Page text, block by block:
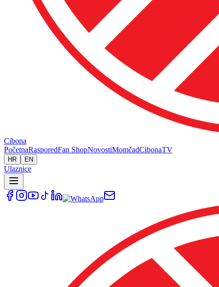
Cibona
PočetnaRasporedFan ShopNovostiMomčadCibonaTV
HR EN
Ulaznice